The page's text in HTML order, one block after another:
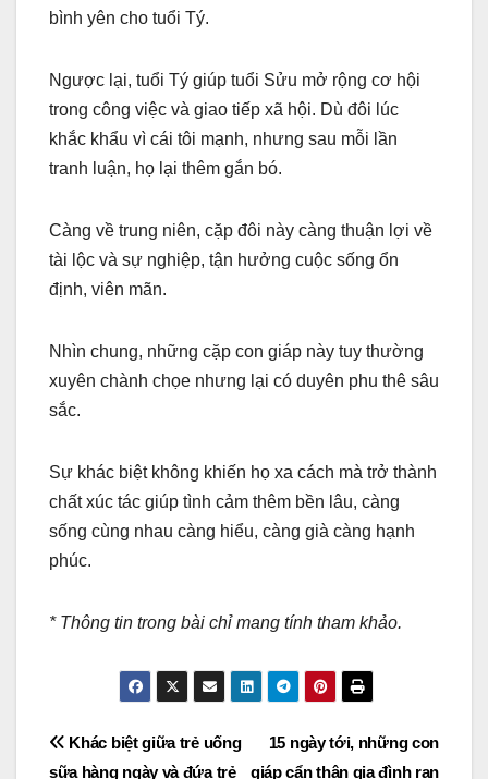
bình yên cho tuổi Tý.
Ngược lại, tuổi Tý giúp tuổi Sửu mở rộng cơ hội
trong công việc và giao tiếp xã hội. Dù đôi lúc
khắc khẩu vì cái tôi mạnh, nhưng sau mỗi lần
tranh luận, họ lại thêm gắn bó.
Càng về trung niên, cặp đôi này càng thuận lợi về
tài lộc và sự nghiệp, tận hưởng cuộc sống ổn
định, viên mãn.
Nhìn chung, những cặp con giáp này tuy thường
xuyên chành chọe nhưng lại có duyên phu thê sâu
sắc.
Sự khác biệt không khiến họ xa cách mà trở thành
chất xúc tác giúp tình cảm thêm bền lâu, càng
sống cùng nhau càng hiểu, càng già càng hạnh
phúc.
* Thông tin trong bài chỉ mang tính tham khảo.
Post
15 ngày tới, những con
giáp cẩn thận gia đình rạn
Khác biệt giữa trẻ uống
sữa hàng ngày và đứa trẻ